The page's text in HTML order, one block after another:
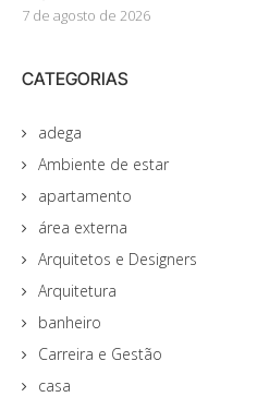
7 de agosto de 2026
CATEGORIAS
adega
Ambiente de estar
apartamento
área externa
Arquitetos e Designers
Arquitetura
banheiro
Carreira e Gestão
casa